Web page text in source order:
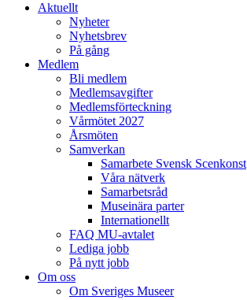
Aktuellt
Nyheter
Nyhetsbrev
På gång
Medlem
Bli medlem
Medlemsavgifter
Medlemsförteckning
Vårmötet 2027
Årsmöten
Samverkan
Samarbete Svensk Scenkonst
Våra nätverk
Samarbetsråd
Museinära parter
Internationellt
FAQ MU-avtalet
Lediga jobb
På nytt jobb
Om oss
Om Sveriges Museer